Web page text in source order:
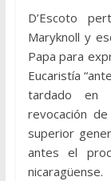
D’Escoto
Maryknoll y
Papa para
Eucaristía
tardado en
revocación
superior
antes el
nicaragüense.